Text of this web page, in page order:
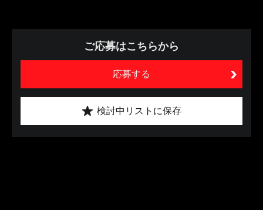
ご応募はこちらから
応募する
検討中リストに保存